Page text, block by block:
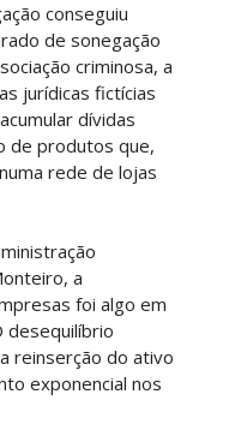
conseguiu
de sonegação
criminosa, a
jurídicas fictícias
dívidas
de produtos que,
rede de lojas
a
foi algo em
desequilíbrio
reinserção do ativo
exponencial nos